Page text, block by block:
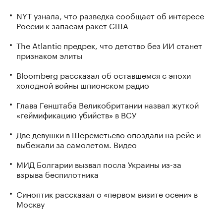
NYT узнала, что разведка сообщает об интересе
России к запасам ракет США
The Atlantic предрек, что детство без ИИ станет
признаком элиты
Bloomberg рассказал об оставшемся с эпохи
холодной войны шпионском радио
Глава Генштаба Великобритании назвал жуткой
«геймификацию убийств» в ВСУ
Две девушки в Шереметьево опоздали на рейс и
выбежали за самолетом. Видео
МИД Болгарии вызвал посла Украины из-за
взрыва беспилотника
Синоптик рассказал о «первом визите осени» в
Москву